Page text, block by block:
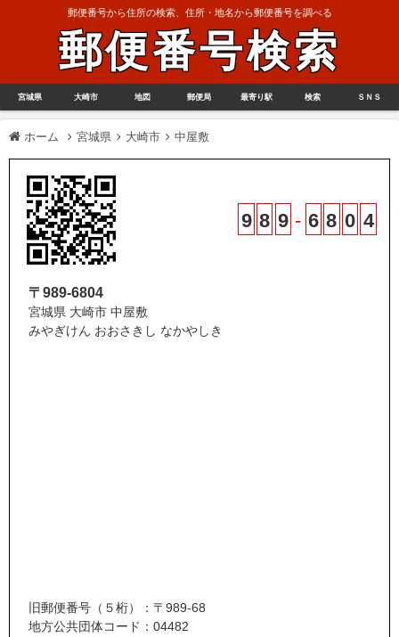
郵便番号から住所の検索、住所・地名から郵便番号を調べる
郵便番号検索
宮城県 大崎市 地図 郵便局 最寄り駅 検索 ＳＮＳ
ホーム 宮城県 大崎市 中屋敷
9 8 9 - 6 8 0 4
〒989-6804
宮城県 大崎市 中屋敷
みやぎけん おおさきし なかやしき
旧郵便番号（５桁）：〒989-68
地方公共団体コード：04482